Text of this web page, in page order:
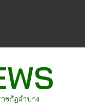
ชภัฏลำปาง